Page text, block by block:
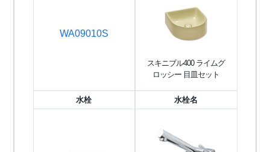
WA09010S
スキニブル400 ライムグ
ロッシー 目皿セット
水栓 水栓名